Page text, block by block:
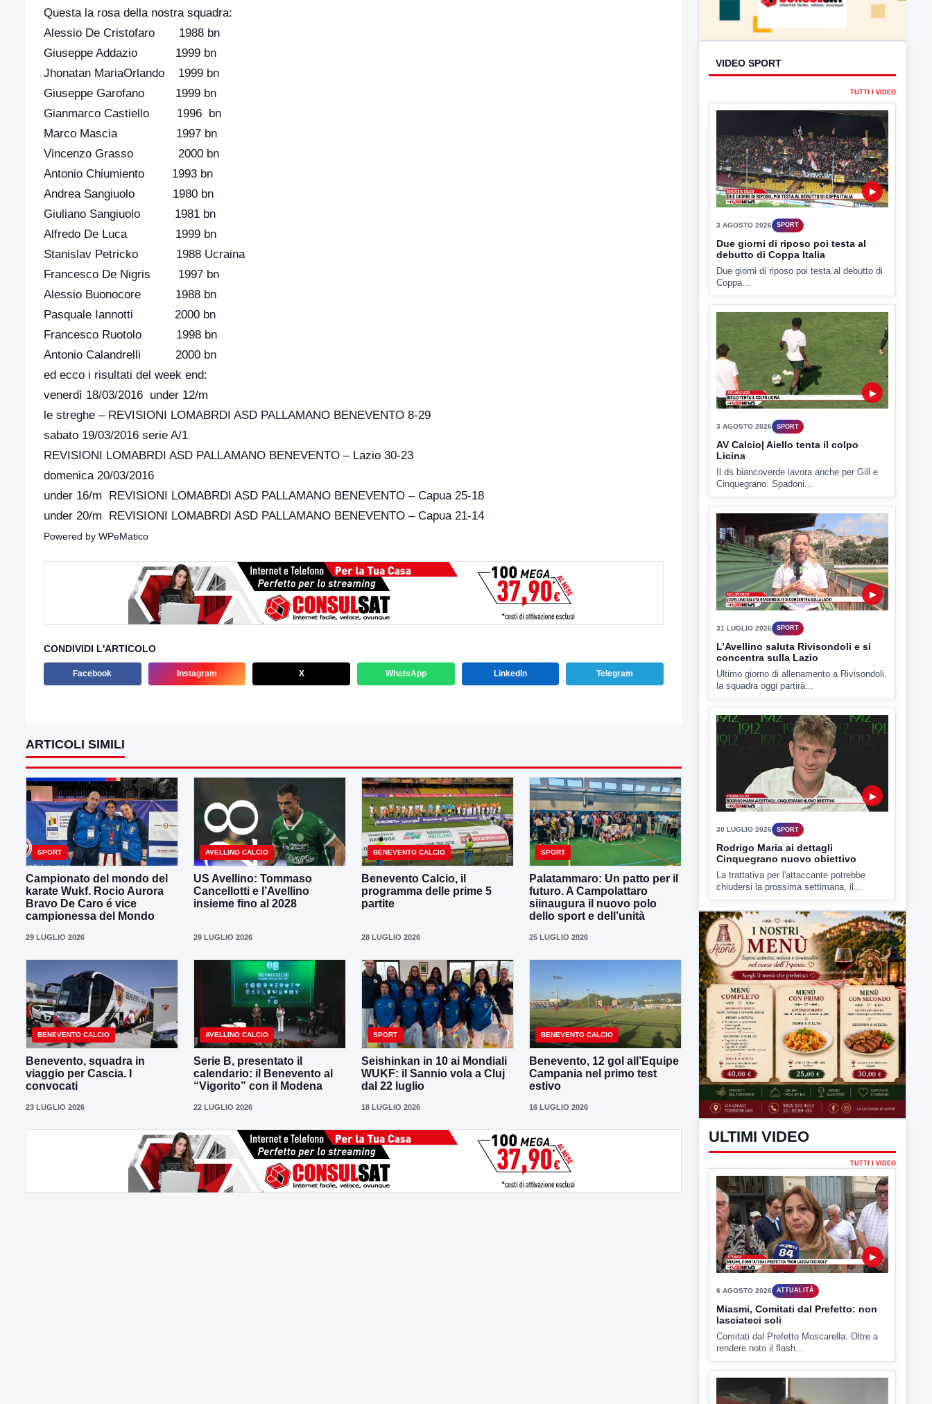
Questa la rosa della nostra squadra:
Alessio De Cristofaro 1988 bn
Giuseppe Addazio 1999 bn
Jhonatan MariaOrlando 1999 bn
Giuseppe Garofano 1999 bn
Gianmarco Castiello 1996 bn
Marco Mascia 1997 bn
Vincenzo Grasso 2000 bn
Antonio Chiumiento 1993 bn
Andrea Sangiuolo 1980 bn
Giuliano Sangiuolo 1981 bn
Alfredo De Luca 1999 bn
Stanislav Petricko 1988 Ucraina
Francesco De Nigris 1997 bn
Alessio Buonocore 1988 bn
Pasquale Iannotti 2000 bn
Francesco Ruotolo 1998 bn
Antonio Calandrelli 2000 bn
ed ecco i risultati del week end:
venerdì 18/03/2016 under 12/m
le streghe – REVISIONI LOMABRDI ASD PALLAMANO BENEVENTO 8-29
sabato 19/03/2016 serie A/1
REVISIONI LOMABRDI ASD PALLAMANO BENEVENTO – Lazio 30-23
domenica 20/03/2016
under 16/m REVISIONI LOMABRDI ASD PALLAMANO BENEVENTO – Capua 25-18
under 20/m REVISIONI LOMABRDI ASD PALLAMANO BENEVENTO – Capua 21-14
Powered by WPeMatico
CONDIVIDI L'ARTICOLO
Facebook Instagram X WhatsApp LinkedIn Telegram
ARTICOLI SIMILI
SPORT
Campionato del mondo del
karate Wukf. Rocio Aurora
Bravo De Caro é vice
campionessa del Mondo
29 LUGLIO 2026
AVELLINO CALCIO
US Avellino: Tommaso
Cancellotti e l’Avellino
insieme fino al 2028
29 LUGLIO 2026
BENEVENTO CALCIO
Benevento Calcio, il
programma delle prime 5
partite
28 LUGLIO 2026
SPORT
Palatammaro: Un patto per il
futuro. A Campolattaro
siinaugura il nuovo polo
dello sport e dell’unità
25 LUGLIO 2026
BENEVENTO CALCIO
Benevento, squadra in
viaggio per Cascia. I
convocati
23 LUGLIO 2026
AVELLINO CALCIO
Serie B, presentato il
calendario: il Benevento al
“Vigorito” con il Modena
22 LUGLIO 2026
SPORT
Seishinkan in 10 ai Mondiali
WUKF: il Sannio vola a Cluj
dal 22 luglio
18 LUGLIO 2026
BENEVENTO CALCIO
Benevento, 12 gol all’Equipe
Campania nel primo test
estivo
16 LUGLIO 2026
VIDEO SPORT
TUTTI I VIDEO
▶
3 AGOSTO 2026 SPORT
Due giorni di riposo poi testa al
debutto di Coppa Italia
Due giorni di riposo poi testa al debutto di
Coppa...
▶
3 AGOSTO 2026 SPORT
AV Calcio| Aiello tenta il colpo
Licina
Il ds biancoverde lavora anche per Gill e
Cinquegrano. Spadoni...
▶
31 LUGLIO 2026 SPORT
L’Avellino saluta Rivisondoli e si
concentra sulla Lazio
Ultimo giorno di allenamento a Rivisondoli,
la squadra oggi partirà...
▶
30 LUGLIO 2026 SPORT
Rodrigo Maria ai dettagli
Cinquegrano nuovo obiettivo
La trattativa per l'attaccante potrebbe
chiudersi la prossima settimana, il...
ULTIMI VIDEO
TUTTI I VIDEO
▶
6 AGOSTO 2026 ATTUALITÀ
Miasmi, Comitati dal Prefetto: non
lasciateci soli
Comitati dal Prefetto Moscarella. Oltre a
rendere noto il flash...